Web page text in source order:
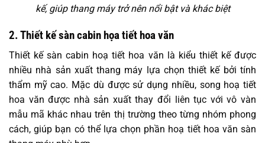
kế, giúp thang máy trở nên nổi bật và khác biệt
2. Thiết kế sàn cabin họa tiết hoa văn
Thiết kế sàn cabin hoạ tiết hoa văn là kiểu thiết kế được
nhiều nhà sản xuất thang máy lựa chọn thiết kế bởi tính
thẩm mỹ cao. Mặc dù được sử dụng nhiều, song hoạ tiết
hoa văn được nhà sản xuất thay đổi liên tục với vô vàn
mẫu mã khác nhau trên thị trường theo từng nhóm phong
cách, giúp bạn có thể lựa chọn phần hoạ tiết hoa văn sàn